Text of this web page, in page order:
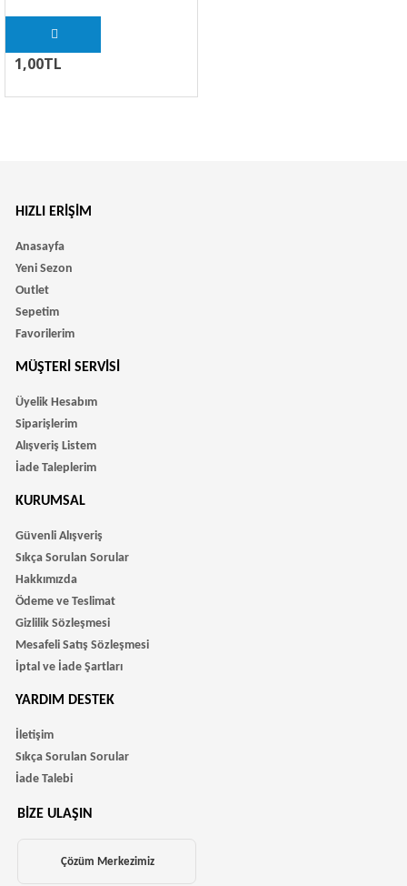
1,00TL
HIZLI ERIŞIM
Anasayfa
Yeni Sezon
Outlet
Sepetim
Favorilerim
MÜŞTERI SERVISI
Üyelik Hesabım
Siparişlerim
Alışveriş Listem
İade Taleplerim
KURUMSAL
Güvenli Alışveriş
Sıkça Sorulan Sorular
Hakkımızda
Ödeme ve Teslimat
Gizlilik Sözleşmesi
Mesafeli Satış Sözleşmesi
İptal ve İade Şartları
YARDIM DESTEK
İletişim
Sıkça Sorulan Sorular
İade Talebi
BIZE ULAŞIN
Çözüm Merkezimiz